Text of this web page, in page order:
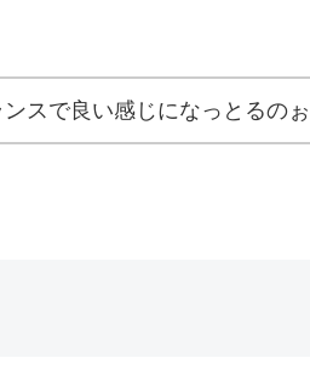
スで良い感じになっとるのぉ